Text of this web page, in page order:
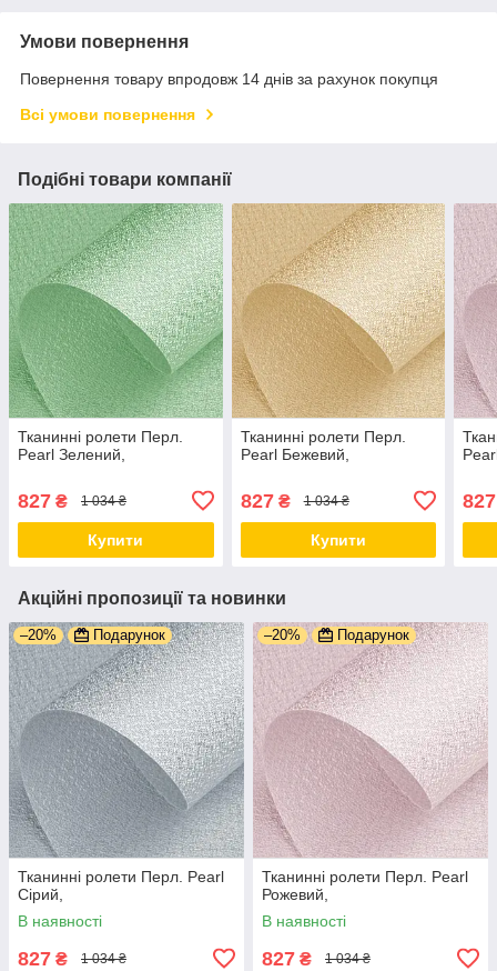
Умови повернення
Повернення товару впродовж 14 днів за рахунок покупця
Всі умови повернення
Подібні товари компанії
Тканинні ролети Перл.
Pearl Зелений,
827 ₴ 1 034 ₴
Купити
Тканинні ролети Перл.
Pearl Бежевий,
827₴ 1 034 ₴
Купити
827
Акційні пропозиції та новинки
–20% Подарунок
Тканинні ролети Перл. Pearl
Сірий,
В наявності
827 ₴ 1 034 ₴
–20% Подарунок
Тканинні ролети Перл. Pearl
Рожевий,
В наявності
827 ₴ 1 034 ₴